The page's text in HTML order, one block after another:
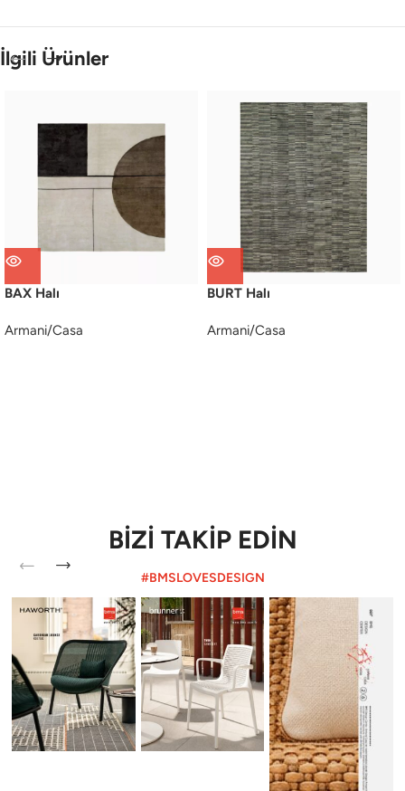
İlgili Ürünler
BAX Halı
Armani/Casa
BURT Halı
Armani/Casa
BİZİ TAKİP EDİN
#BMSLOVESDESIGN